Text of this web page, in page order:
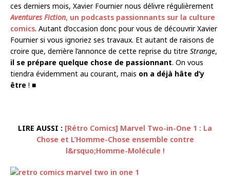
ces derniers mois, Xavier Fournier nous délivre régulièrement
Aventures Fiction, un podcasts passionnants sur la culture
comics. Autant d’occasion donc pour vous de découvrir Xavier
Fournier si vous ignoriez ses travaux. Et autant de raisons de
croire que, derrière l’annonce de cette reprise du titre Strange,
il se prépare quelque chose de passionnant. On vous
tiendra évidemment au courant, mais on a déjà hâte d’y
être ! ■
LIRE AUSSI : [Rétro Comics] Marvel Two-in-One 1 : La
Chose et L’Homme-Chose ensemble contre
l&rsquo;Homme-Molécule !